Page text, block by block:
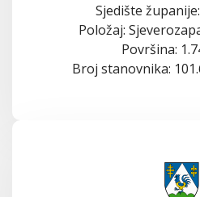
Sjedište
Položaj:
Površina:
Broj stanovnika: